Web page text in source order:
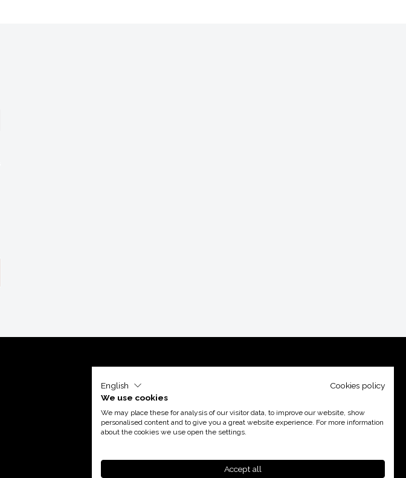
English
Cookies policy
We use cookies
We may place these for analysis of our visitor data, to improve our website, show
personalised content and to give you a great website experience. For more information
about the cookies we use open the settings.
Accept all